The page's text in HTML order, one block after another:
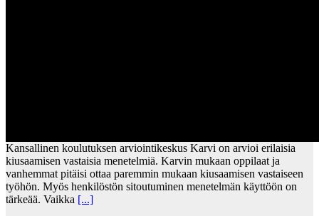
Kansallinen koulutuksen arviointikeskus Karvi on arvioi erilaisia
kiusaamisen vastaisia menetelmiä. Karvin mukaan oppilaat ja
vanhemmat pitäisi ottaa paremmin mukaan kiusaamisen vastaiseen
työhön. Myös henkilöstön sitoutuminen menetelmän käyttöön on
tärkeää. Vaikka [...]